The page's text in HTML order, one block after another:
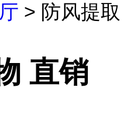
> 防风提取
直销